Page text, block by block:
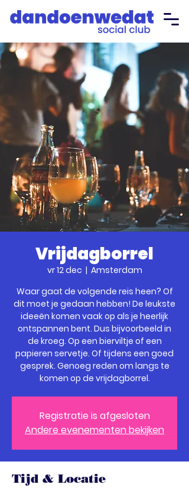
Vrijdagborrel
vr 12 dec
  |
Amsterdam
Waar gaat de volgende reis heen? Of
dit moet je gedaan hebben! De leukste
ideeën komen vaak op als je heerlijk
ontspannen bent. Dus bijvoorbeeld in
de kroeg. Op een bierviltje of een
papieren servetje. Of tijdens een goed
gesprek. Genoeg reden om langs te
komen op de vrijdagborrel.
Registratie is afgesloten
Andere evenementen bekijken
Tijd & Locatie